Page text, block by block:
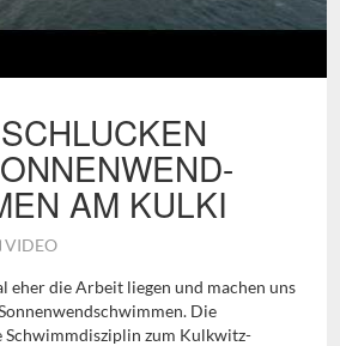
AM KULKI
VIDEO
eher die Arbeit liegen und machen uns
Die
Schwimmdisziplin zum Kulkwitz-